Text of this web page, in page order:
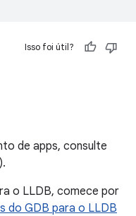
Isso foi útil?
de apps, consulte
o LLDB, comece por
do GDB para o LLDB